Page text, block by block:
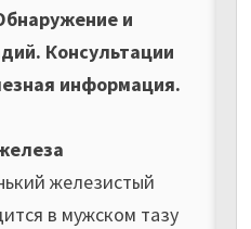
и
Консультации
информация.
железистый
в мужском тазу